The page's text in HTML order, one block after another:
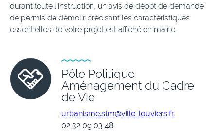
durant toute l’instruction, un avis de dépôt de demande
de permis de démolir précisant les caractéristiques
essentielles de votre projet est affiché en mairie.
Pôle Politique
Aménagement du Cadre
de Vie
urbanisme.stm@ville-louviers.fr
02 32 09 03 48